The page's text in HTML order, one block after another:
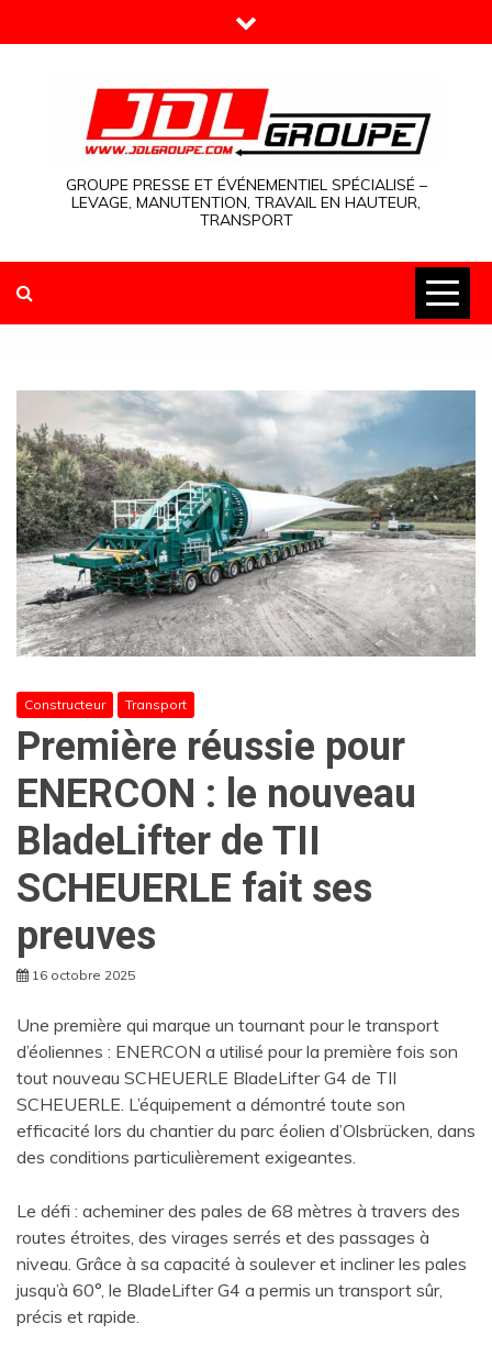
to
GROUPE PRESSE ET ÉVÉNEMENTIEL SPÉCIALISÉ –
LEVAGE, MANUTENTION, TRAVAIL EN HAUTEUR,
TRANSPORT
Constructeur Transport
Première réussie pour
ENERCON : le nouveau
BladeLifter de TII
SCHEUERLE fait ses
preuves
16 octobre 2025
Une première qui marque un tournant pour le transport
d’éoliennes : ENERCON a utilisé pour la première fois son
tout nouveau SCHEUERLE BladeLifter G4 de TII
SCHEUERLE. L’équipement a démontré toute son
efficacité lors du chantier du parc éolien d’Olsbrücken, dans
des conditions particulièrement exigeantes.
Le défi : acheminer des pales de 68 mètres à travers des
routes étroites, des virages serrés et des passages à
niveau. Grâce à sa capacité à soulever et incliner les pales
jusqu’à 60°, le BladeLifter G4 a permis un transport sûr,
précis et rapide.